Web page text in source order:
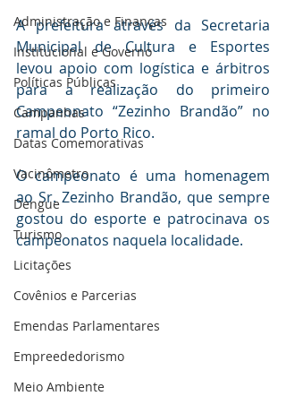
Administração e Finanças
Institucional e Governo
Políticas Públicas
Campanhas
Datas Comemorativas
Vacinômetro
Dengue
Turismo
Licitações
Covênios e Parcerias
Emendas Parlamentares
Empreededorismo
Meio Ambiente
A prefeitura através da Secretaria
Municipal de Cultura e Esportes
levou apoio com logística e árbitros
para a realização do primeiro
Campeonato “Zezinho Brandão” no
ramal do Porto Rico.
O campeonato é uma homenagem
ao Sr. Zezinho Brandão, que sempre
gostou do esporte e patrocinava os
campeonatos naquela localidade.